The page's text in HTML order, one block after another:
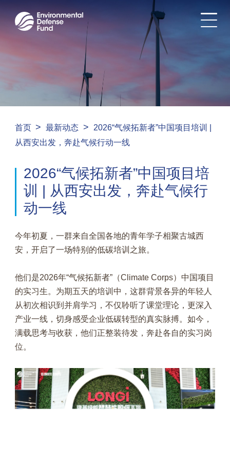
首页 > 最新动态 >
2026“气候拓新者”中国项目培训 |
从西安出发，奔赴气候行动一线
2026“气候拓新者”中国项目培
训 | 从西安出发，奔赴气候行
动一线
今年初夏，一群来自全国各地的青年学子相聚古城西
安，开启了一场特别的低碳培训之旅。
他们是2026年“气候拓新者”（Climate Corps）中国项目
的实习生。为期五天的培训中，这群背景各异的年轻人
从初次相识到并肩学习，不仅聆听了课堂理论，更深入
产业一线，切身感受企业低碳转型的真实脉搏。如今，
满载思考与收获，他们正整装待发，奔赴各自的实习岗
位。